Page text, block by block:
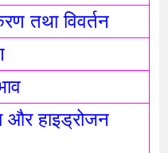
तथा विवर्तन
और हाइड्रोजन